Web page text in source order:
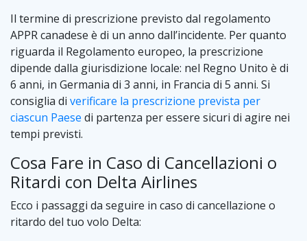
Il termine di prescrizione previsto dal regolamento
APPR canadese è di un anno dall’incidente. Per quanto
riguarda il Regolamento europeo, la prescrizione
dipende dalla giurisdizione locale: nel Regno Unito è di
6 anni, in Germania di 3 anni, in Francia di 5 anni. Si
consiglia di verificare la prescrizione prevista per
ciascun Paese di partenza per essere sicuri di agire nei
tempi previsti.
Cosa Fare in Caso di Cancellazioni o
Ritardi con Delta Airlines
Ecco i passaggi da seguire in caso di cancellazione o
ritardo del tuo volo Delta: